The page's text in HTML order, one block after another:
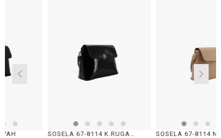
SOSELA 67-8114 K.RUGAN SİYAH SOSELA 67-8114 NUDE